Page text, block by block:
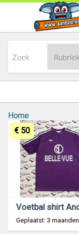
Home
Geplaatst: 3 maanden
€ 50